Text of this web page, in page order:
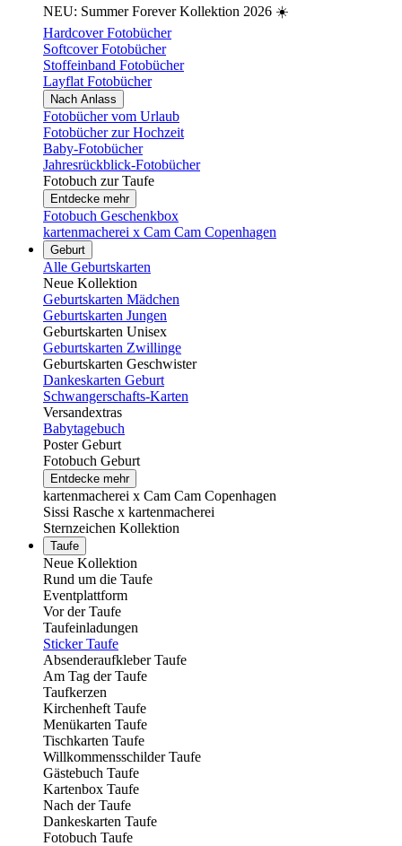
NEU: Summer Forever Kollektion 2026 ☀️
Hardcover Fotobücher
Softcover Fotobücher
Stoffeinband Fotobücher
Layflat Fotobücher
Nach Anlass
Fotobücher vom Urlaub
Fotobücher zur Hochzeit
Baby-Fotobücher
Jahresrückblick-Fotobücher
Fotobuch zur Taufe
Entdecke mehr
Fotobuch Geschenkbox
kartenmacherei x Cam Cam Copenhagen
Geburt
Alle Geburtskarten
Neue Kollektion
Geburtskarten Mädchen
Geburtskarten Jungen
Geburtskarten Unisex
Geburtskarten Zwillinge
Geburtskarten Geschwister
Dankeskarten Geburt
Schwangerschafts-Karten
Versandextras
Babytagebuch
Poster Geburt
Fotobuch Geburt
Entdecke mehr
kartenmacherei x Cam Cam Copenhagen
Sissi Rasche x kartenmacherei
Sternzeichen Kollektion
Taufe
Neue Kollektion
Rund um die Taufe
Eventplattform
Vor der Taufe
Taufeinladungen
Sticker Taufe
Absenderaufkleber Taufe
Am Tag der Taufe
Taufkerzen
Kirchenheft Taufe
Menükarten Taufe
Tischkarten Taufe
Willkommensschilder Taufe
Gästebuch Taufe
Kartenbox Taufe
Nach der Taufe
Dankeskarten Taufe
Fotobuch Taufe